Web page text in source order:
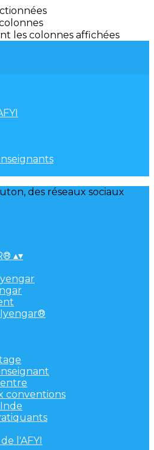
les colonnes affichées
des réseaux sociaux
▴▾
conventions
l'AFYI